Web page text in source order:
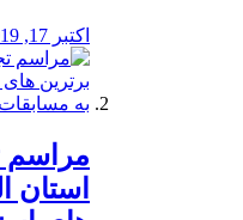
اکتبر 17, 2019
مراسم
استان